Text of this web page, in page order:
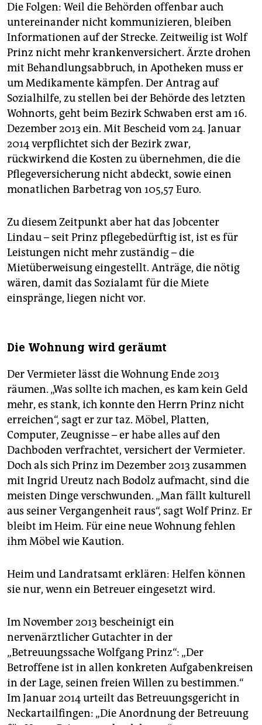
Die Folgen: Weil die Behörden offenbar auch
untereinander nicht kommunizieren, bleiben
Informationen auf der Strecke. Zeitweilig ist Wolf
Prinz nicht mehr krankenversichert. Ärzte drohen
mit Behandlungsabbruch, in Apotheken muss er
um Medikamente kämpfen. Der Antrag auf
Sozialhilfe, zu stellen bei der Behörde des letzten
Wohnorts, geht beim Bezirk Schwaben erst am 16.
Dezember 2013 ein. Mit Bescheid vom 24. Januar
2014 verpflichtet sich der Bezirk zwar,
rückwirkend die Kosten zu übernehmen, die die
Pflegeversicherung nicht abdeckt, sowie einen
monatlichen Barbetrag von 105,57 Euro.
Zu diesem Zeitpunkt aber hat das Jobcenter
Lindau – seit Prinz pflegebedürftig ist, ist es für
Leistungen nicht mehr zuständig – die
Mietüberweisung eingestellt. Anträge, die nötig
wären, damit das Sozialamt für die Miete
einspränge, liegen nicht vor.
Die Wohnung wird geräumt
Der Vermieter lässt die Wohnung Ende 2013
räumen. „Was sollte ich machen, es kam kein Geld
mehr, es stank, ich konnte den Herrn Prinz nicht
erreichen“, sagt er zur taz. Möbel, Platten,
Computer, Zeugnisse – er habe alles auf den
Dachboden verfrachtet, versichert der Vermieter.
Doch als sich Prinz im Dezember 2013 zusammen
mit Ingrid Ureutz nach Bodolz aufmacht, sind die
meisten Dinge verschwunden. „Man fällt kulturell
aus seiner Vergangenheit raus“, sagt Wolf Prinz. Er
bleibt im Heim. Für eine neue Wohnung fehlen
ihm Möbel wie Kaution.
Heim und Landratsamt erklären: Helfen können
sie nur, wenn ein Betreuer eingesetzt wird.
Im November 2013 bescheinigt ein
nervenärztlicher Gutachter in der
„Betreuungssache Wolfgang Prinz“: „Der
Betroffene ist in allen konkreten Aufgabenkreisen
in der Lage, seinen freien Willen zu bestimmen.“
Im Januar 2014 urteilt das Betreuungsgericht in
Neckartailfingen: „Die Anordnung der Betreuung